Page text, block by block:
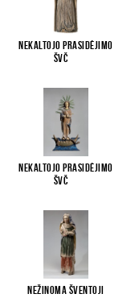
Nekaltojo Prasidėjimo
Švč
Nekaltojo Prasidėjimo
Švč
Nežinoma šventoji